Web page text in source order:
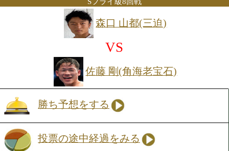
宝珠山 晃(三迫)
森 青葉(角海老宝石)